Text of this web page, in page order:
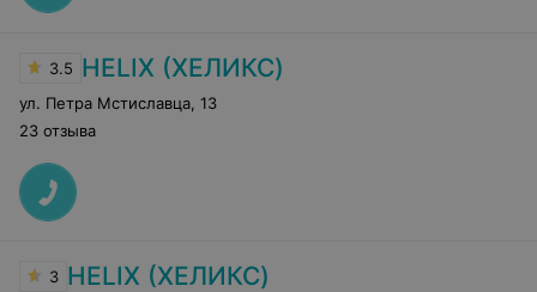
3.5 HELIX (ХЕЛИКС)
ул. Петра Мстиславца 13
23 отзыва
3 HELIX (ХЕЛИКС)